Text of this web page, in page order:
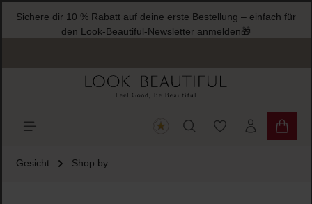
springen
Sichere dir 10 % Rabatt auf deine erste Bestellung – einfach für
den Look-Beautiful-Newsletter anmelden🎁
Du hast 0
Gesicht Shop by...